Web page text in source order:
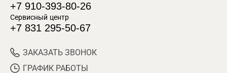
+7 910-393-80-26
Сервисный центр
+7 831 295-50-67
ЗАКАЗАТЬ ЗВОНОК
ГРАФИК РАБОТЫ